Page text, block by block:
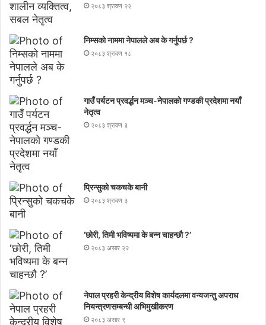
२०८३ श्रावण २२
निम्सकाे नाममा नेपालले अब के गर्नुपर्छ ?
२०८३ श्रावण १८
गाउँ पर्यटन प्रवर्द्धन मञ्च-नेपालकाे गण्डकी प्रदेशमा नयाँ
नेतृत्व
२०८३ श्रावण ३
प्रिन्सुको चकचके बानी
२०८३ श्रावण ३
‘छोरी, तिमी भविष्यमा के बन्न चाहन्छौ ?’
२०८३ असार २२
नेपाल प्रहरी केन्द्रीय विशेष कार्यदलमा वन्यजन्तु अपराध
नियन्त्रणसम्बन्धी अभिमुखीकरण
२०८३ असार ९